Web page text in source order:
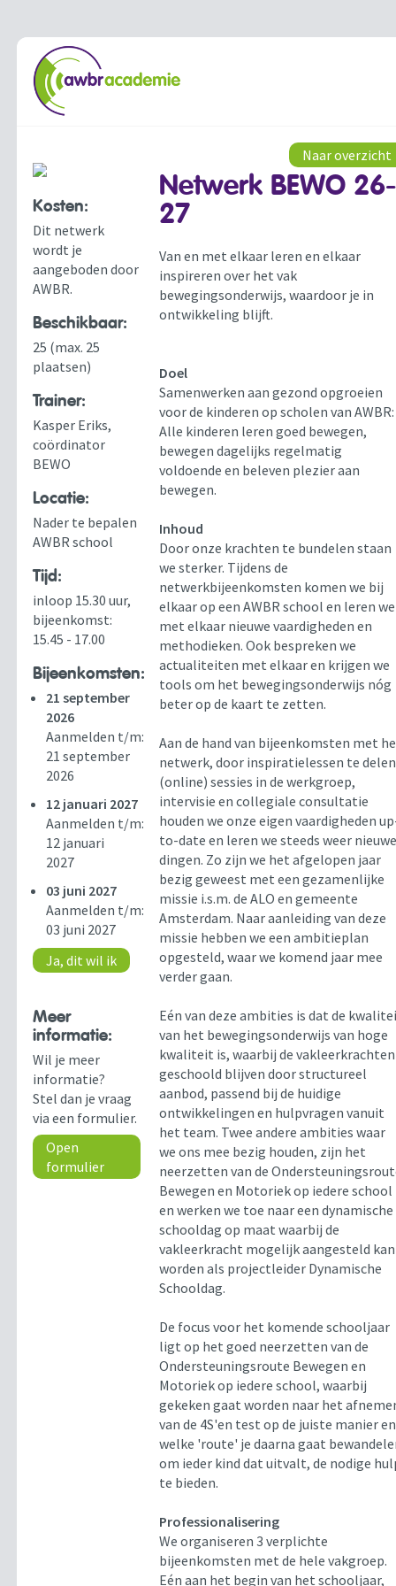
Kosten:
Dit netwerk
wordt je
aangeboden door
AWBR.
Beschikbaar:
25 (max. 25
plaatsen)
Trainer:
Kasper Eriks,
coördinator
BEWO
Locatie:
Nader te bepalen
AWBR school
Tijd:
inloop 15.30 uur,
bijeenkomst:
15.45 - 17.00
Bijeenkomsten:
21 september
2026
Aanmelden t/m:
21 september
2026
12 januari 2027
Aanmelden t/m:
12 januari
2027
03 juni 2027
Aanmelden t/m:
03 juni 2027
Ja, dit wil ik
Meer
informatie:
Wil je meer
informatie?
Stel dan je vraag
via een formulier.
Open
formulier
Naar overzicht
Netwerk BEWO 26-
27
Van en met elkaar leren en elkaar
inspireren over het vak
bewegingsonderwijs, waardoor je in
ontwikkeling blijft.
Doel
Samenwerken aan gezond opgroeien
voor de kinderen op scholen van AWBR:
Alle kinderen leren goed bewegen,
bewegen dagelijks regelmatig
voldoende en beleven plezier aan
bewegen.
Inhoud
Door onze krachten te bundelen staan
we sterker. Tijdens de
netwerkbijeenkomsten komen we bij
elkaar op een AWBR school en leren we
met elkaar nieuwe vaardigheden en
methodieken. Ook bespreken we
actualiteiten met elkaar en krijgen we
tools om het bewegingsonderwijs nóg
beter op de kaart te zetten.
Aan de hand van bijeenkomsten met
netwerk, door inspiratielessen te
(online) sessies in de werkgroep,
intervisie en collegiale consultatie
houden we onze eigen vaardigheden
to-date en leren we steeds weer
dingen. Zo zijn we het afgelopen jaar
bezig geweest met een gezamenlijke
missie i.s.m. de ALO en gemeente
Amsterdam. Naar aanleiding van deze
missie hebben we een ambitieplan
opgesteld, waar we komend jaar mee
verder gaan.
Eén van deze ambities is dat de
van het bewegingsonderwijs van hoge
kwaliteit is, waarbij de vakleerkrachten
geschoold blijven door structureel
aanbod, passend bij de huidige
ontwikkelingen en hulpvragen vanuit
het team. Twee andere ambities waar
we ons mee bezig houden, zijn het
neerzetten van de
Bewegen en Motoriek op iedere school
en werken we toe naar een dynamische
schooldag op maat waarbij de
vakleerkracht mogelijk aangesteld kan
worden als projectleider Dynamische
Schooldag.
De focus voor het komende schooljaar
ligt op het goed neerzetten van de
Ondersteuningsroute Bewegen en
Motoriek op iedere school, waarbij
gekeken gaat worden naar het
van de 4S'en test op de juiste manier en
welke 'route' je daarna gaat
om ieder kind dat uitvalt, de nodige
te bieden.
Professionalisering
We organiseren 3 verplichte
bijeenkomsten met de hele vakgroep.
Eén aan het begin van het schooljaar,